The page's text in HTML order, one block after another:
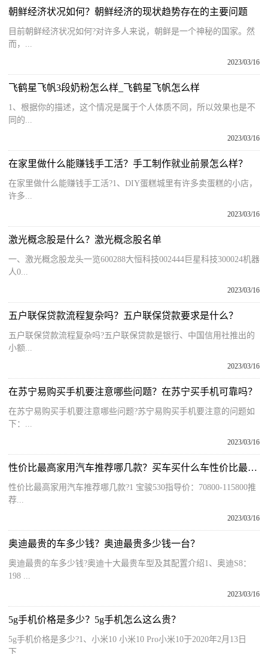
朝鲜经济状况如何？朝鲜经济的现状趋势存在的主要问题
目前朝鲜经济状况如何?对许多人来说，朝鲜是一个神秘的国家。然
而，...
2023/03/16
飞鹤星飞帆3段奶粉怎么样_飞鹤星飞帆怎么样
1、根据你的描述，这个情况是属于个人体质不同，所以效果也是不
同的...
2023/03/16
在家里做什么能赚钱手工活？手工制作就业前景怎么样？
在家里做什么能赚钱手工活?1、DIY蛋糕城里有许多卖蛋糕的小店，
许多...
2023/03/16
激光概念股是什么？激光概念股名单
一、激光概念股龙头一览600288大恒科技002444巨星科技300024机器
人0...
2023/03/16
五户联保贷款流程复杂吗？五户联保贷款要求是什么？
五户联保贷款流程复杂吗?五户联保贷款是银行、中国信用社推出的
小额...
2023/03/16
在苏宁易购买手机要注意哪些问题？在苏宁买手机可靠吗？
在苏宁易购买手机要注意哪些问题?苏宁易购买手机要注意的问题如
下：...
2023/03/16
性价比最高家用汽车推荐哪几款？买车买什么车性价比最高？
性价比最高家用汽车推荐哪几款?1 宝骏530指导价：70800-115800推
荐...
2023/03/16
奥迪最贵的车多少钱？奥迪最贵多少钱一台？
奥迪最贵的车多少钱?奥迪十大最贵车型及其配置介绍1、奥迪S8：
198 ...
2023/03/16
5g手机价格是多少？5g手机怎么这么贵？
5g手机价格是多少?1、小米10 小米10 Pro小米10于2020年2月13日
下...